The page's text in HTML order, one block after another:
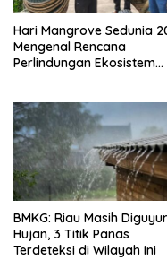
Hari Mangrove Sedunia
Mengenal Rencana
Perlindungan Ekosistem
BMKG: Riau Masih Diguyur
Hujan, 3 Titik Panas
Terdeteksi di Wilayah Ini